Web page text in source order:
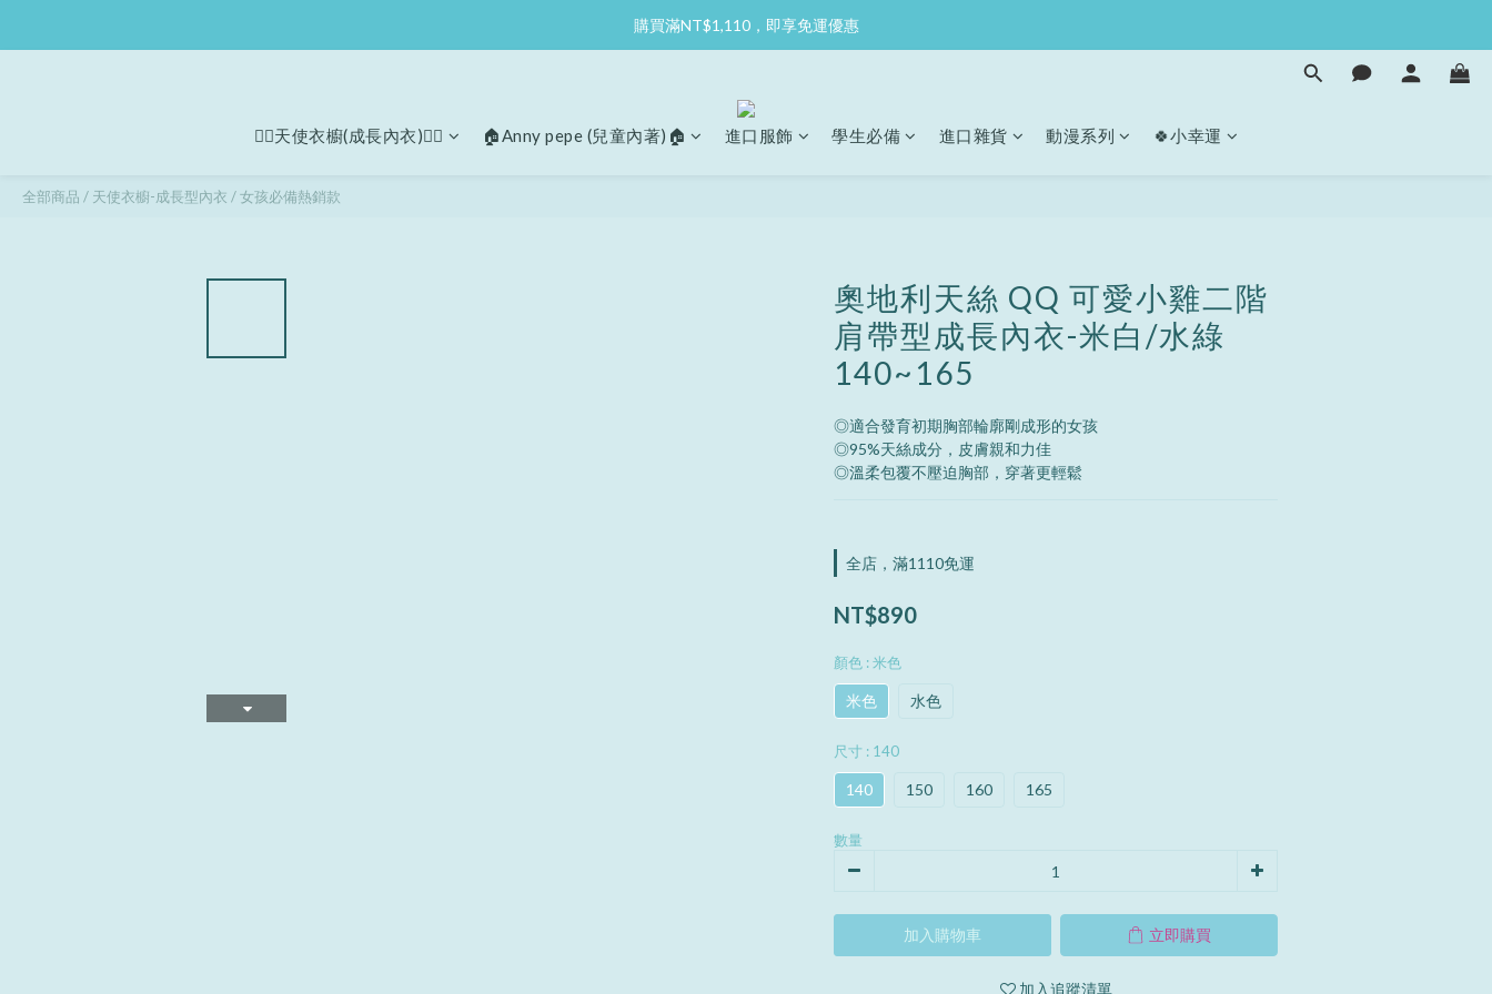
購買滿NT$1,110，即享免運優惠
🧚‍♀天使衣櫥(成長內衣)🧚‍♀ 🏠Anny pepe (兒童內著)🏠 進口服飾 學生必備 進口雜貨 動漫系列 🍀小幸運
全部商品 / 天使衣櫥-成長型內衣 /女孩必備熱銷款
奧地利天絲 QQ 可愛小雞二階
肩帶型成長內衣-米白/水綠
140~165
◎適合發育初期胸部輪廓剛成形的女孩
◎95%天絲成分，皮膚親和力佳
◎溫柔包覆不壓迫胸部，穿著更輕鬆
全店，滿1110免運
NT$890
顏色 : 米色
米色 水色
尺寸 : 140
140 150 160 165
數量
加入購物車 立即購買
加入追蹤清單